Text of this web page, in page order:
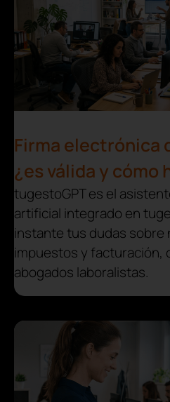
Firma electrónica
¿es válida y cómo
tugestoGPT es el
artificial integrado en
instante tus dudas sobre
impuestos y facturación,
abogados laboralistas.